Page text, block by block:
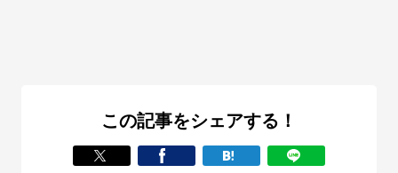
この記事をシェアする！